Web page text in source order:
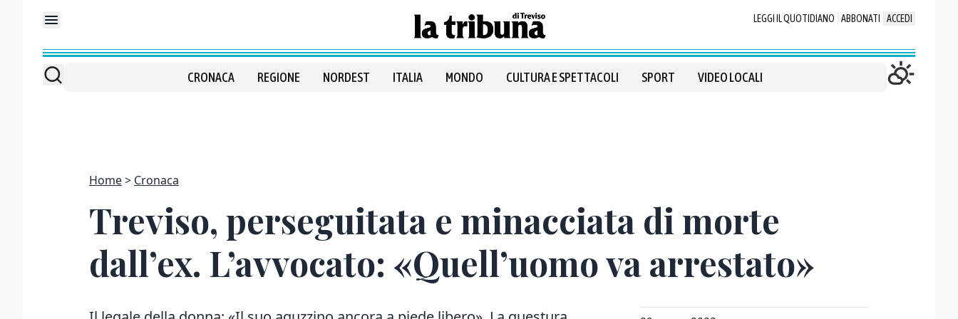
LEGGI IL QUOTIDIANO ABBONATI ACCEDI
CRONACA REGIONE NORDEST ITALIA MONDO CULTURA E SPETTACOLI SPORT VIDEO LOCALI
Home Cronaca
Treviso, perseguitata e minacciata di morte
dall’ex. L’avvocato: «Quell’uomo va arrestato»